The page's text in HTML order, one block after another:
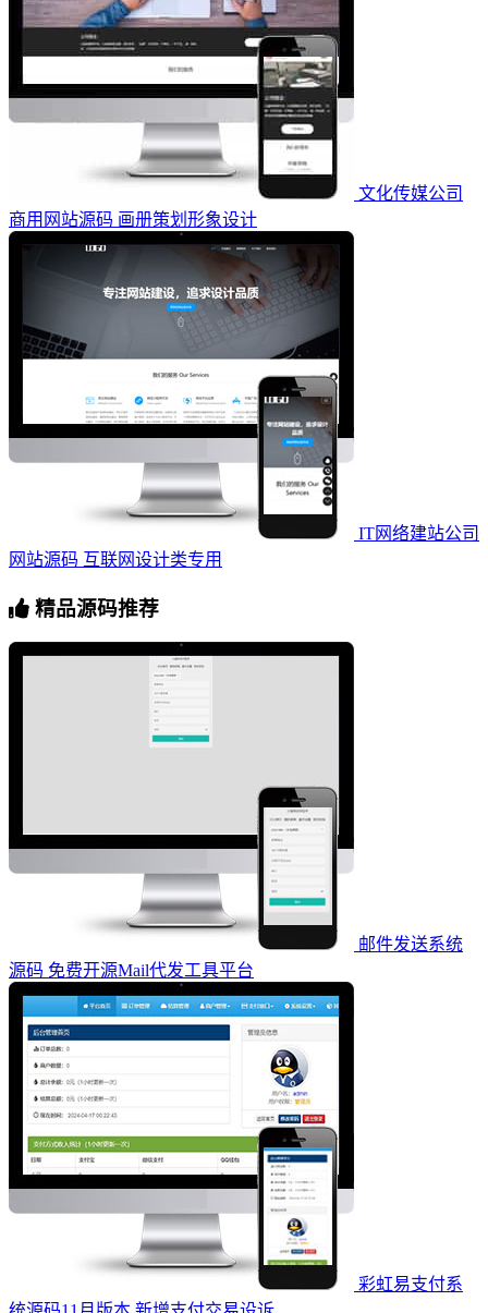
文化传媒公司
商用网站源码 画册策划形象设计
IT网络建站公司
网站源码 互联网设计类专用
精品源码推荐
邮件发送系统
源码 免费开源Mail代发工具平台
彩虹易支付系